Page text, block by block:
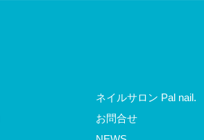
ネイルサロン Pal nail.
お問合せ